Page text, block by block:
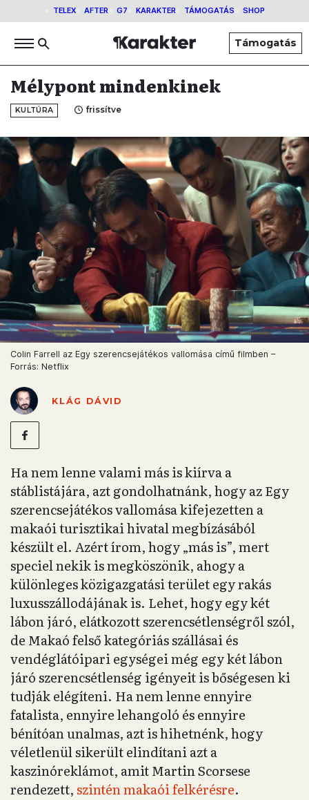
TELEX AFTER G7 KARAKTER TÁMOGATÁS SHOP
Támogatás
Mélypont mindenkinek
KULTÚRA frissítve
Colin Farrell az Egy szerencsejátékos vallomása című filmben –
Forrás: Netflix
KLÁG DÁVID
Ha nem lenne valami más is kiírva a
stáblistájára, azt gondolhatnánk, hogy az Egy
szerencsejátékos vallomása kifejezetten a
makaói turisztikai hivatal megbízásából
készült el. Azért írom, hogy „más is”, mert
speciel nekik is megköszönik, ahogy a
különleges közigazgatási terület egy rakás
luxusszállodájának is. Lehet, hogy egy két
lábon járó, elátkozott szerencsétlenségről szól,
de Makaó felső kategóriás szállásai és
vendéglátóipari egységei még egy két lábon
járó szerencsétlenség igényeit is bőségesen ki
tudják elégíteni. Ha nem lenne ennyire
fatalista, ennyire lehangoló és ennyire
bénítóan unalmas, azt is hihetnénk, hogy
véletlenül sikerült elindítani azt a
kaszinóreklámot, amit Martin Scorsese
rendezett,szintén makaói felkérésre.